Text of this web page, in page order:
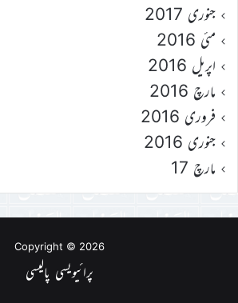
جنوری 2017
مئی 2016
اپریل 2016
مارچ 2016
فروری 2016
جنوری 2016
مارچ 17
Copyright © 2026
پرائیویسی پالیسی